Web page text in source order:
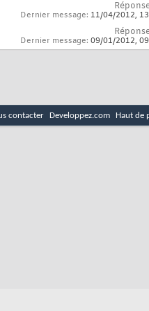
Dernier message: 11/04/2012,
Dernier message: 09/01/2012,
contacter Developpez.com Haut de